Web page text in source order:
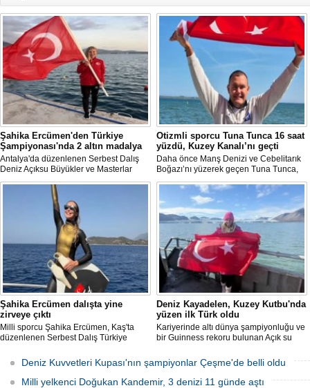
Şahika Ercümen'den Türkiye
Şampiyonası'nda 2 altın madalya
Antalya'da düzenlenen Serbest Dalış
Deniz Açıksu Büyükler ve Masterlar
Bireysel Türkiye Şampiyonası'nda milli
sporcu ve serbest dalış dünya
rekortmeni Şahika Ercümen, 2 altın
madalya kazandı.
Otizmli sporcu Tuna Tunca 16 saat
yüzdü, Kuzey Kanalı’nı geçti
Daha önce Manş Denizi ve Cebelitarık
Boğazı’nı yüzerek geçen Tuna Tunca,
bu müthiş başarılarına bir yenisini daha
ekledi. Tuna Tunca bu kez 16 saat
yüzerek Kuzey Kanalı’nı geçti.
Şahika Ercümen dalışta yine
zirveye çıktı
Milli sporcu Şahika Ercümen, Kaş'ta
düzenlenen Serbest Dalış Türkiye
kategorisinde 68 metre dalış yaparak
şampiyon oldu.
Deniz Kayadelen, Kuzey Kutbu'nda
yüzen ilk Türk oldu
Kariyerinde altı dünya şampiyonluğu ve
bir Guinness rekoru bulunan Açık su
sıcaklıktaki Arktik sularda 1200 metre
yüzerek Kuzey Kutbu'nda yüzen ilk Türk
oldu.
Deniz Kuvvetleri Kupası'nın şampiyonlar Çeşme'de belli oldu
Milli yelkenci Doğukan Kandemir, 3 denizi 11 günde aştı